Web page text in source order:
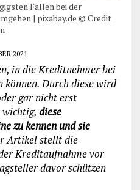
Fallen bei der
| pixabay.de © Credit
2021
in die Kreditnehmer bei
Durch diese wird
gar nicht erst
wichtig, diese
zu kennen und sie
Artikel stellt die
Kreditaufnahme vor
davor schützen